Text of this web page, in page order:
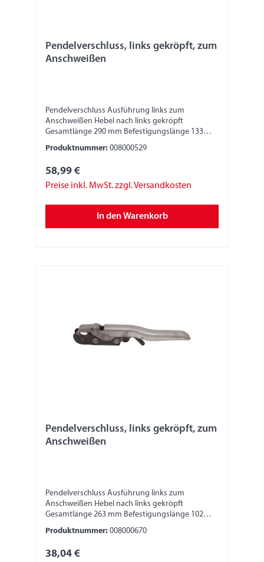
Pendelverschluss, links gekröpft, zum
Anschweißen
Pendelverschluss Ausführung links zum
Anschweißen Hebel nach links gekröpft
Gesamtlänge 290 mm Befestigungslänge 133
mm Breite 30 mm Höhe 45 mm
Produktnummer: 008000529
58,99 €
Preise inkl. MwSt. zzgl. Versandkosten
In den Warenkorb
Pendelverschluss, links gekröpft, zum
Anschweißen
Pendelverschluss Ausführung links zum
Anschweißen Hebel nach links gekröpft
Gesamtlänge 263 mm Befestigungslänge 102
mm Breite 25 mm Höhe 45 mm
Produktnummer: 008000670
38,04 €